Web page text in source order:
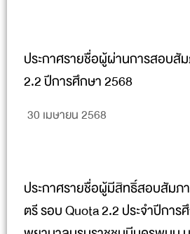
ประกาศรายชื่อผู้ผ่านการสอบสั
2.2 ปีการศึกษา 2568
30 เมษายน 2568
ประกาศรายชื่อผู้มีสิทธิ์สอบสัม
ตรี รอบ Quota 2.2 ประจำปีกา